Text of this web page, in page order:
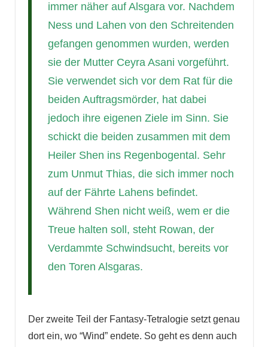
immer näher auf Alsgara vor. Nachdem
Ness und Lahen von den Schreitenden
gefangen genommen wurden, werden
sie der Mutter Ceyra Asani vorgeführt.
Sie verwendet sich vor dem Rat für die
beiden Auftragsmörder, hat dabei
jedoch ihre eigenen Ziele im Sinn. Sie
schickt die beiden zusammen mit dem
Heiler Shen ins Regenbogental. Sehr
zum Unmut Thias, die sich immer noch
auf der Fährte Lahens befindet.
Während Shen nicht weiß, wem er die
Treue halten soll, steht Rowan, der
Verdammte Schwindsucht, bereits vor
den Toren Alsgaras.
Der zweite Teil der Fantasy-Tetralogie setzt genau
dort ein, wo “Wind” endete. So geht es denn auch